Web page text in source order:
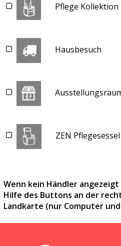
Pflege Kollektion
Hausbesuch
ZEN Pflegesessel
Wenn kein Händler
Hilfe des Buttons an der
Landkarte (nur Computer